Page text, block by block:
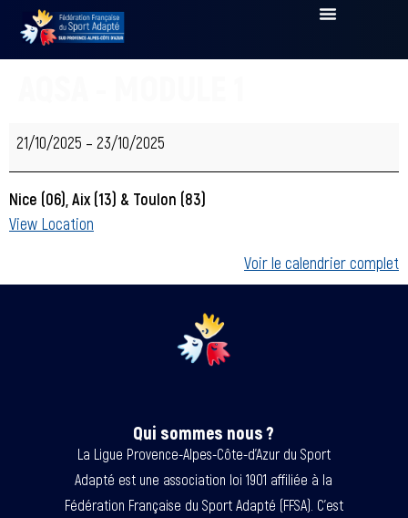
21/10/2025 – 23/10/2025
Nice (06), Aix (13) & Toulon (83)
View Location
Voir le calendrier complet
Qui sommes nous ?
La Ligue Provence-Alpes-Côte-d’Azur du Sport
Adapté est une association loi 1901 affiliée à la
Fédération Française du Sport Adapté (FFSA). C’est